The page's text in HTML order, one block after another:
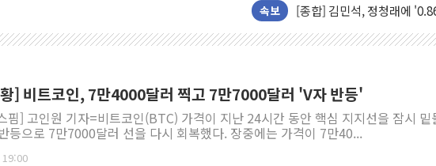
속보
인천 합동연설회 나선 송영
김민석, 2주차 제주·인천
[속보] 민주, 인천 경선 결
[속보] 민주, 제주 경선 결과
] 비트코인, 7만4000달러 찍고 7만7000달러 'V자 반등'
핌] 고인원 기자=비트코인(BTC) 가격이 지난 24시간 동안 핵심 지지선을 잠시 밑
등으로 7만7000달러 선을 다시 회복했다. 장중에는 가격이 7만40...